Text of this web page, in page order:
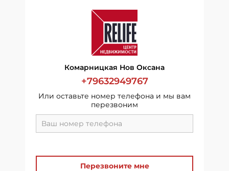
Комарницкая Нов Оксана
+79632949767
Или оставьте номер телефона и мы вам
перезвоним
Перезвоните мне